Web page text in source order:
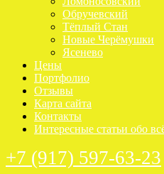
Обручевский
Тёплый Стан
Новые Черёмушки
Ясенево
Цены
Портфолио
Отзывы
Карта сайта
Контакты
Интересные статьи обо
+7 (917) 597-63-23